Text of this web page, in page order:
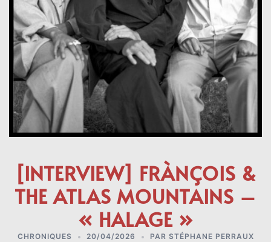
[INTERVIEW] FRÀNÇOIS &
THE ATLAS MOUNTAINS –
« HALAGE »
CHRONIQUES 20/04/2026 PAR STÉPHANE PERRAUX